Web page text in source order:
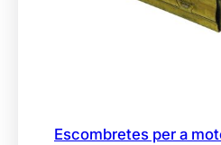
Escombretes per a